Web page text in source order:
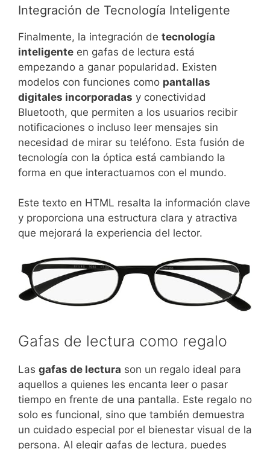
Integración de Tecnología Inteligente
Finalmente, la integración de tecnología
inteligente en gafas de lectura está
empezando a ganar popularidad. Existen
modelos con funciones como pantallas
digitales incorporadas y conectividad
Bluetooth, que permiten a los usuarios recibir
notificaciones o incluso leer mensajes sin
necesidad de mirar su teléfono. Esta fusión de
tecnología con la óptica está cambiando la
forma en que interactuamos con el mundo.
Este texto en HTML resalta la información clave
y proporciona una estructura clara y atractiva
que mejorará la experiencia del lector.
Gafas de lectura como regalo
Las gafas de lectura son un regalo ideal para
aquellos a quienes les encanta leer o pasar
tiempo en frente de una pantalla. Este regalo no
solo es funcional, sino que también demuestra
un cuidado especial por el bienestar visual de la
persona. Al elegir gafas de lectura, puedes